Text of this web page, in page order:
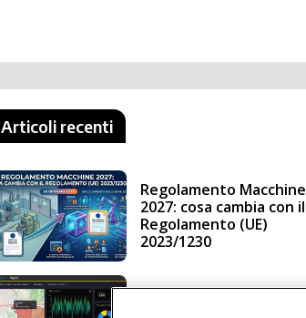
Articoli recenti
Regolamento Macchine
2027: cosa cambia con il
Regolamento (UE)
2023/1230